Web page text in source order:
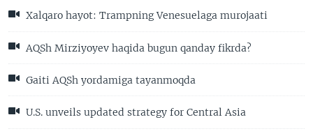
Xalqaro hayot: Trampning Venesuelaga murojaati
AQSh Mirziyoyev haqida bugun qanday fikrda?
Gaiti AQSh yordamiga tayanmoqda
U.S. unveils updated strategy for Central Asia